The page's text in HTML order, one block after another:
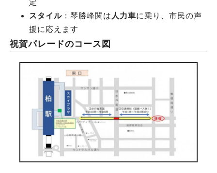
定
スタイル ：琴勝峰関は 人力車に乗り、市民の声
援に応えます
祝賀パレードのコース図